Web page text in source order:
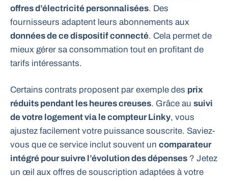
offres d’électricité personnalisées. Des
fournisseurs adaptent leurs abonnements aux
données de ce dispositif connecté. Cela permet de
mieux gérer sa consommation tout en profitant de
tarifs intéressants.
Certains contrats proposent par exemple des prix
réduits pendant les heures creuses. Grâce au suivi
de votre logement via le compteur Linky, vous
ajustez facilement votre puissance souscrite. Saviez-
vous que ce service inclut souvent un comparateur
intégré pour suivre l’évolution des dépenses ? Jetez
un œil aux offres de souscription adaptées à votre